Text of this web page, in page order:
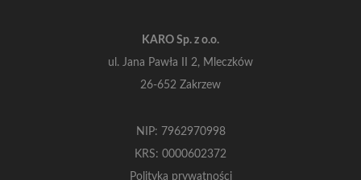
KARO Sp. z o.o.
ul. Jana Pawła II 2, Mleczków
26-652 Zakrzew
NIP: 7962970998
KRS: 0000602372
Polityka prywatności